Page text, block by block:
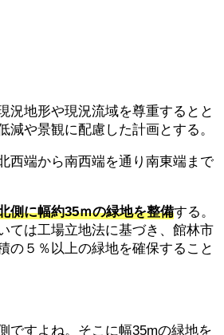
況地形や現況流域を尊重するとと
減や景観に配慮した計画とする。
西端から南西端を通り南東端まで
側に幅約35ｍの緑地を整備する。
ては工場立地法に基づき、館林市
の５％以上の緑地を確保すること
ですよね。そこに幅35mの緑地を